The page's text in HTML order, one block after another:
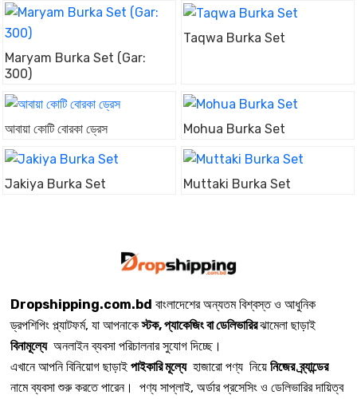
Maryam Burka Set (Gar:
300)
Taqwa Burka Set
আবায়া কোটি বোরকা ড্রেস Mohua Burka Set
Jakiya Burka Set Muttaki Burka Set
Dropshipping.com.bd বাংলাদেশের অন্যতম বিশ্বস্ত ও আধুনিক
ড্রপশিপিং প্ল্যাটফর্ম, যা আপনাকেস্টক, প্যাকেজিং বা ডেলিভারিরঝামেলা ছাড়াই
বিনামূল্যেঅনলাইন ব্যবসা পরিচালনার সুযোগ দিচ্ছে।
এখানে আপনি বিনিয়োগ ছাড়াই পাইকারি মূল্যেহাজারো পণ্য নিয়ে নিজের ব্র্যান্ডের
নামে ব্যবসা শুরু করতে পারেন। পণ্য সাপ্লাই, অর্ডার প্রসেসিং ও ডেলিভারির দায়িত্ব